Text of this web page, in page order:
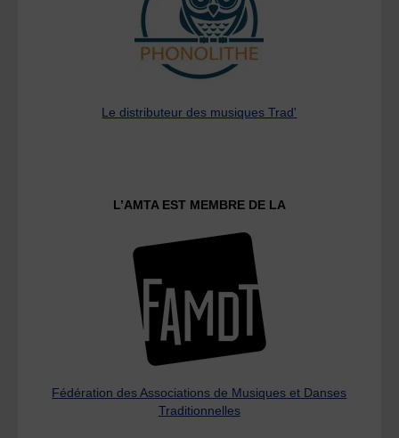
Le distributeur des musiques Trad'
L’AMTA EST MEMBRE DE LA
Fédération des Associations de Musiques et Danses
Traditionnelles